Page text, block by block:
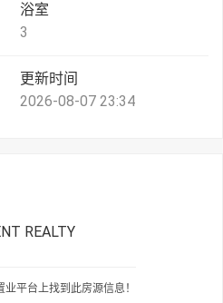
浴室
3
更新时间
2026-08-07 23:34
REALTY
平台上找到此房源信息！